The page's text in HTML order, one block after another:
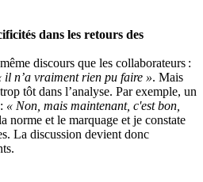
dans les retours des
discours que les collaborateurs :
il n’a vraiment rien pu faire ». Mais
tôt dans l’analyse. Par exemple, un
« Non, mais maintenant, c'est bon,
norme et le marquage et je constate
La discussion devient donc